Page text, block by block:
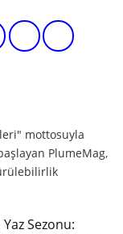
mottosuyla
PlumeMag,
Sezonu: